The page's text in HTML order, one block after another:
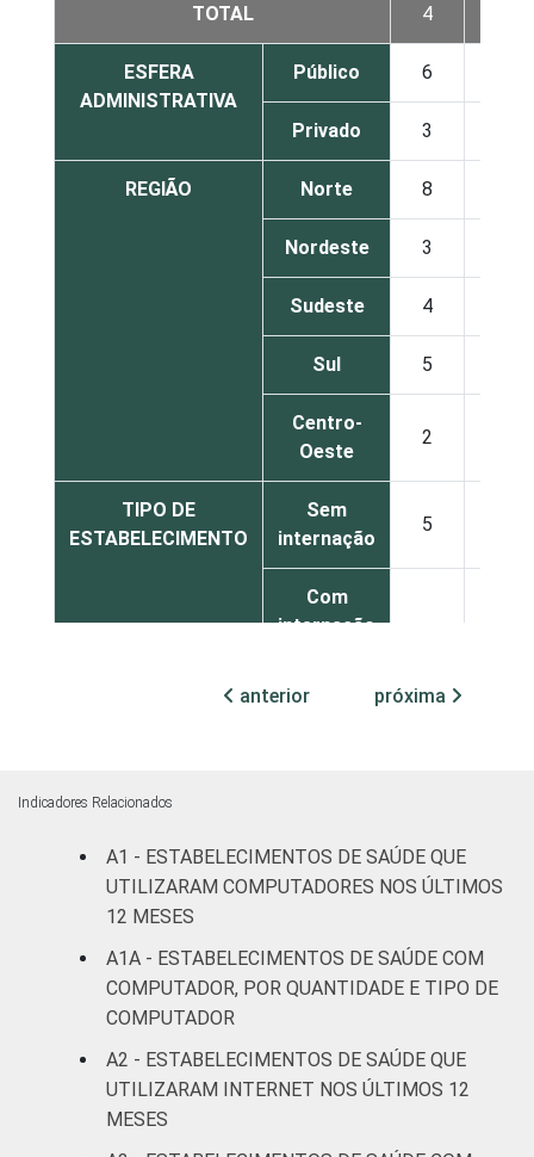
TOTAL 4
ESFERA
ADMINISTRATIVA
Público 6
Privado 3
REGIÃO Norte 8
Nordeste 3
Sudeste 4
Sul 5
Centro-
Oeste
2
TIPO DE
ESTABELECIMENTO
Sem
internação
5
Com
internação
Serviço de
terapia
LOCALIZAÇÃO
Interior 5
Fonte: CGI.br/NIC.br, Centro Regional de
anterior próxima
Indicadores Relacionados
A1 - ESTABELECIMENTOS DE SAÚDE QUE
UTILIZARAM COMPUTADORES NOS ÚLTIMOS
12 MESES
A1A - ESTABELECIMENTOS DE SAÚDE COM
COMPUTADOR, POR QUANTIDADE E TIPO DE
COMPUTADOR
A2 - ESTABELECIMENTOS DE SAÚDE QUE
UTILIZARAM INTERNET NOS ÚLTIMOS 12
MESES